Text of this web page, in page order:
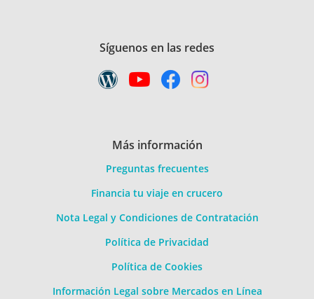
Síguenos en las redes
Más información
Preguntas frecuentes
Financia tu viaje en crucero
Nota Legal y Condiciones de Contratación
Política de Privacidad
Política de Cookies
Información Legal sobre Mercados en Línea